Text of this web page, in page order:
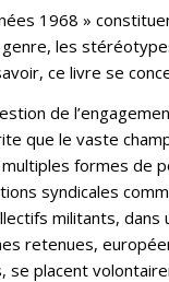
1968 »
les
ce livre se
de
que le vaste
formes de
syndicales
militants, dans
retenues,
se placent